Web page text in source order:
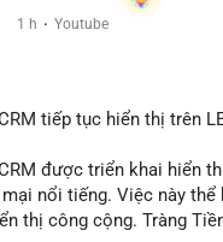
1 h · Youtube
tiếp tục hiển thị trên
được triển khai hiển
nổi tiếng. Việc này
thị công cộng. Tràng